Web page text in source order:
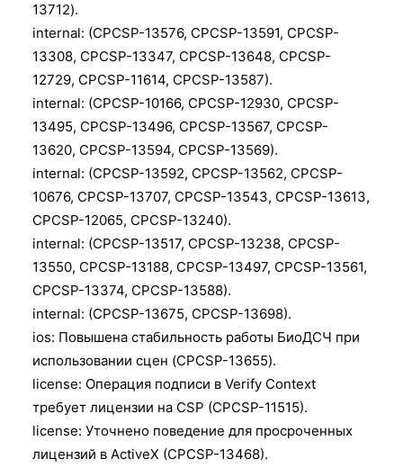
13712).
internal: (CPCSP-13576, CPCSP-13591, CPCSP-
13308, CPCSP-13347, CPCSP-13648, CPCSP-
12729, CPCSP-11614, CPCSP-13587).
internal: (CPCSP-10166, CPCSP-12930, CPCSP-
13495, CPCSP-13496, CPCSP-13567, CPCSP-
13620, CPCSP-13594, CPCSP-13569).
internal: (CPCSP-13592, CPCSP-13562, CPCSP-
10676, CPCSP-13707, CPCSP-13543, CPCSP-13613,
CPCSP-12065, CPCSP-13240).
internal: (CPCSP-13517, CPCSP-13238, CPCSP-
13550, CPCSP-13188, CPCSP-13497, CPCSP-13561,
CPCSP-13374, CPCSP-13588).
internal: (CPCSP-13675, CPCSP-13698).
ios: Повышена стабильность работы БиоДСЧ при
использовании сцен (CPCSP-13655).
license: Операция подписи в Verify Context
требует лицензии на CSP (CPCSP-11515).
license: Уточнено поведение для просроченных
лицензий в ActiveX (CPCSP-13468).